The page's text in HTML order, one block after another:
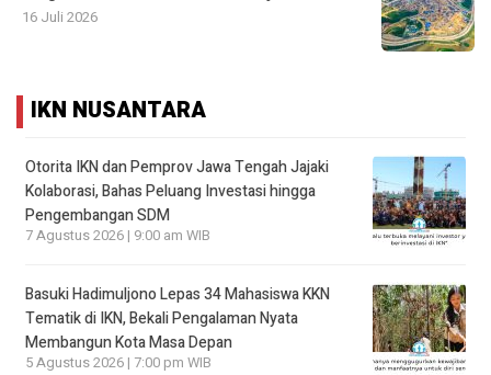
16 Juli 2026
IKN NUSANTARA
Otorita IKN dan Pemprov Jawa Tengah Jajaki
Kolaborasi, Bahas Peluang Investasi hingga
Pengembangan SDM
7 Agustus 2026 | 9:00 am WIB
Basuki Hadimuljono Lepas 34 Mahasiswa KKN
Tematik di IKN, Bekali Pengalaman Nyata
Membangun Kota Masa Depan
5 Agustus 2026 | 7:00 pm WIB